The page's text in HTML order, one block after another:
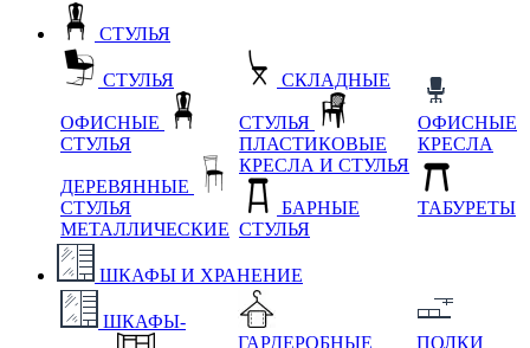
СТУЛЬЯ
СТУЛЬЯ
ОФИСНЫЕ
СТУЛЬЯ
ДЕРЕВЯННЫЕ
СТУЛЬЯ
МЕТАЛЛИЧЕСКИЕ
СКЛАДНЫЕ
СТУЛЬЯ
ПЛАСТИКОВЫЕ
КРЕСЛА И СТУЛЬЯ
БАРНЫЕ
СТУЛЬЯ
ОФИСНЫЕ
КРЕСЛА
ТАБУРЕТЫ
ШКАФЫ И ХРАНЕНИЕ
ШКАФЫ-
ГАРДЕРОБНЫЕ
ПОЛКИ